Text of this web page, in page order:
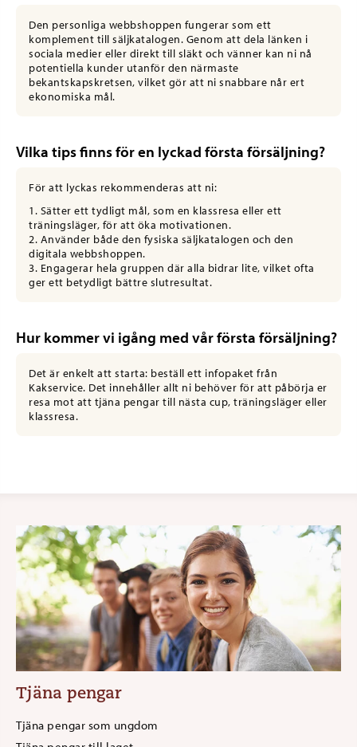
Den personliga webbshoppen fungerar som ett
komplement till säljkatalogen. Genom att dela länken i
sociala medier eller direkt till släkt och vänner kan ni nå
potentiella kunder utanför den närmaste
bekantskapskretsen, vilket gör att ni snabbare når ert
ekonomiska mål.
Vilka tips finns för en lyckad första försäljning?
För att lyckas rekommenderas att ni:
1. Sätter ett tydligt mål, som en klassresa eller ett
träningsläger, för att öka motivationen.
2. Använder både den fysiska säljkatalogen och den
digitala webbshoppen.
3. Engagerar hela gruppen där alla bidrar lite, vilket ofta
ger ett betydligt bättre slutresultat.
Hur kommer vi igång med vår första försäljning?
Det är enkelt att starta: beställ ett infopaket från
Kakservice. Det innehåller allt ni behöver för att påbörja er
resa mot att tjäna pengar till nästa cup, träningsläger eller
klassresa.
Tjäna pengar
Tjäna pengar som ungdom